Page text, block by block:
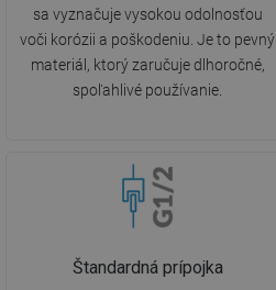
sa vyznačuje vysokou odolnosťou
voči korózii a poškodeniu. Je to pevný
materiál, ktorý zaručuje dlhoročné,
spoľahlivé používanie.
Štandardná prípojka